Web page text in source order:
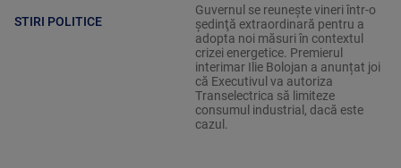
STIRI POLITICE
Guvernul se reuneşte vineri într-o
şedinţă extraordinară pentru a
adopta noi măsuri în contextul
crizei energetice. Premierul
interimar Ilie Bolojan a anunțat joi
că Executivul va autoriza
Transelectrica să limiteze
consumul industrial, dacă este
cazul.